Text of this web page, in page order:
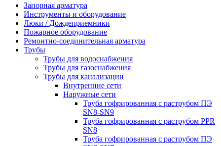
Запорная арматура
Инструменты и оборудование
Люки / Дождеприемники
Пожарное оборудование
Ремонтно-соединительная арматура
Трубы
Трубы для водоснабжения
Трубы для газоснабжения
Трубы для канализации
Внутренние сети
Наружные сети
Труба гофрированная с раструбом ПЭ
SN8-SN9
Труба гофрированная с раструбом PPR
SN8
Труба гофрированная с раструбом ПЭ